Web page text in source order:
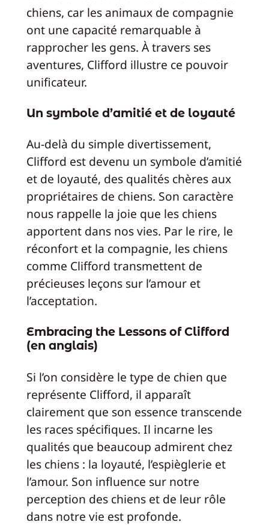
chiens, car les animaux de compagnie
ont une capacité remarquable à
rapprocher les gens. À travers ses
aventures, Clifford illustre ce pouvoir
unificateur.
Un symbole d’amitié et de loyauté
Au-delà du simple divertissement,
Clifford est devenu un symbole d’amitié
et de loyauté, des qualités chères aux
propriétaires de chiens. Son caractère
nous rappelle la joie que les chiens
apportent dans nos vies. Par le rire, le
réconfort et la compagnie, les chiens
comme Clifford transmettent de
précieuses leçons sur l’amour et
l’acceptation.
Embracing the Lessons of Clifford
(en anglais)
Si l’on considère le type de chien que
représente Clifford, il apparaît
clairement que son essence transcende
les races spécifiques. Il incarne les
qualités que beaucoup admirent chez
les chiens : la loyauté, l’espièglerie et
l’amour. Son influence sur notre
perception des chiens et de leur rôle
dans notre vie est profonde.